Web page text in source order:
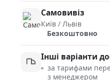
Самовивіз
Київ / Львів
Безкоштовно
Інші варіанти
за тарифами
з менеджером